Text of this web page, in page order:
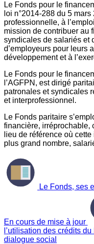
Le Fonds pour le
loi n°2014-288 du 5
professionnelle, à
mission de contribuer au
syndicales de salariés et
d’employeurs pour leurs
développement et à
Le Fonds pour le
l’AGFPN, est dirigé
patronales et syndicales
et interprofessionnel.
Le Fonds paritaire
financière, irréprochable,
lieu de référence où
plus grand nombre,
Le Fonds, ses
En cours de mise à jour
l’utilisation des crédits
dialogue social